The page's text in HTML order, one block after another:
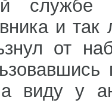
и так
от
виду у